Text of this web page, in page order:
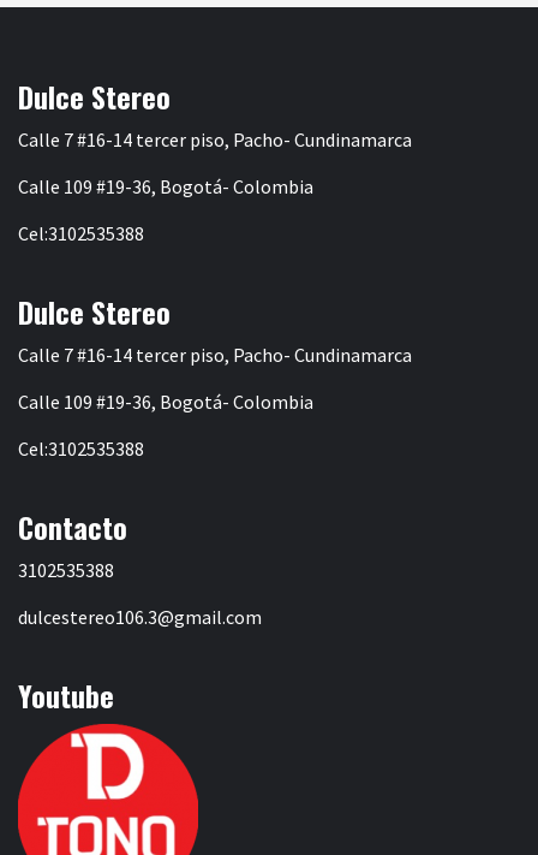
Dulce Stereo
Calle 7 #16-14 tercer piso, Pacho- Cundinamarca
Calle 109 #19-36, Bogotá- Colombia
Cel:3102535388
Dulce Stereo
Calle 7 #16-14 tercer piso, Pacho- Cundinamarca
Calle 109 #19-36, Bogotá- Colombia
Cel:3102535388
Contacto
3102535388
dulcestereo106.3@gmail.com
Youtube